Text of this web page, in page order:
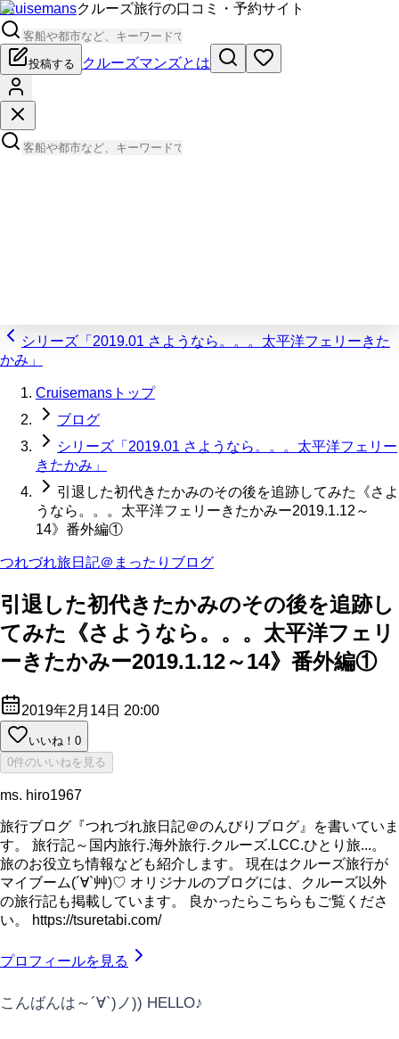
Cruisemansクルーズ旅行の口コミ・予約サイト
投稿する クルーズマンズとは
シリーズ「2019.01 さようなら。。。太平洋フェリーきた
かみ」
Cruisemansトップ
ブログ
シリーズ「2019.01 さようなら。。。太平洋フェリー
きたかみ」
引退した初代きたかみのその後を追跡してみた《さよ
うなら。。。太平洋フェリーきたかみー2019.1.12～
14》番外編①
つれづれ旅日記＠まったりブログ
引退した初代きたかみのその後を追跡し
てみた《さようなら。。。太平洋フェリ
ーきたかみー2019.1.12～14》番外編①
2019年2月14日 20:00
いいね！ 0
0件のいいねを見る
ms. hiro1967
旅行ブログ『つれづれ旅日記＠のんびりブログ』を書いていま
す。 旅行記～国内旅行.海外旅行.クルーズ.LCC.ひとり旅...。
旅のお役立ち情報なども紹介します。 現在はクルーズ旅行が
マイブーム(´∀`艸)♡ オリジナルのブログには、クルーズ以外
の旅行記も掲載しています。 良かったらこちらもご覧くださ
い。 https://tsuretabi.com/
プロフィールを見る
こんばんは～´∀`)ノ)) HELLO♪